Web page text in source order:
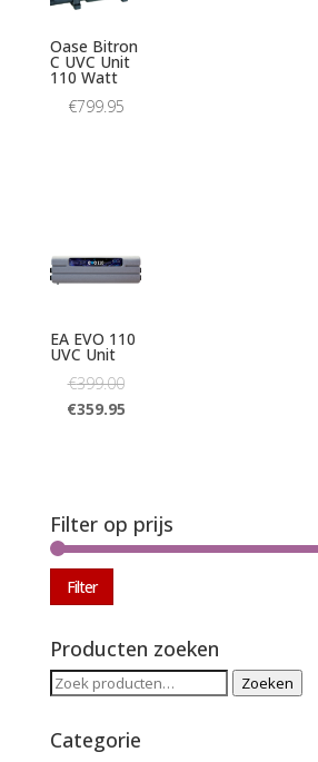
Oase Bitron
C UVC Unit
110 Watt
€799.95
EA EVO 110
UVC Unit
€399.00
€359.95
Filter op prijs
Filter
Producten zoeken
Zoeken
Zoeken
Categorie